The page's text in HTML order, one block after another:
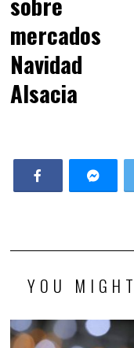
mercados
Navidad
Alsacia
YOU